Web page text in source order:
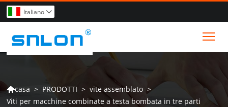
Italiano 
casa > PRODOTTI > vite assemblato >
Viti per macchine combinate a testa bombata in tre parti